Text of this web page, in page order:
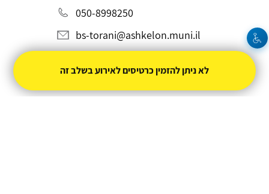
050-8998250
bs-torani@ashkelon.muni.il
לא ניתן להזמין כרטיסים לאירוע בשלב זה